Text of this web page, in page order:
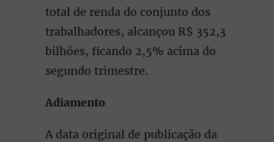
total de renda do conjunto dos
trabalhadores, alcançou R$ 352,3
bilhões, ficando 2,5% acima do
segundo trimestre.
Adiamento
A data original de publicação da